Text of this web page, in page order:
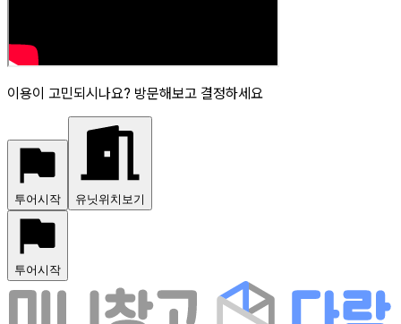
이용이 고민되시나요? 방문해보고 결정하세요
투어시작 유닛위치보기
투어시작